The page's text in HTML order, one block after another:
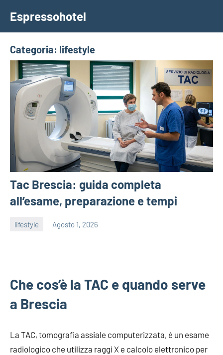
contenuto
Espressohotel
Dove
le
Notizie
Trovano
Casa
Categoria: lifestyle
Tac Brescia: guida completa
all’esame, preparazione e tempi
lifestyle Agosto 1, 2026
Che cos’è la TAC e quando serve
a Brescia
La TAC, tomografia assiale computerizzata, è un esame
radiologico che utilizza raggi X e calcolo elettronico per